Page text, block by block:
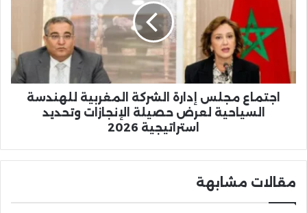
الشركة
المغربية
للهندسة
السياحية
لعرض
حصيلة
الإنجازاتاجتماع مجلس إدارة الشركة المغربية للهندسة
السياحية لعرض حصيلة الإنجازات وتحديد
استراتيجية 2026
مقالات مشابهة